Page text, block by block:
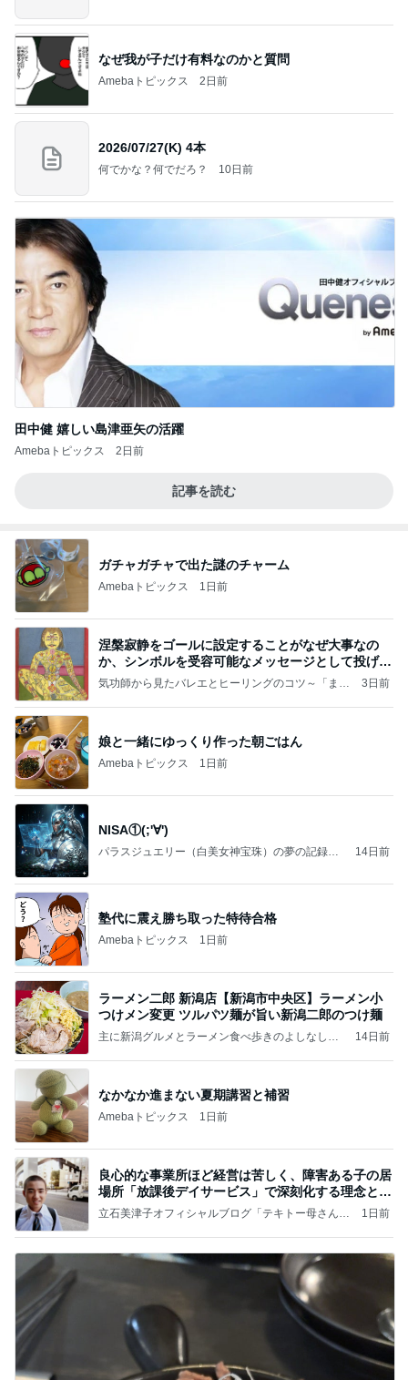
なぜ我が子だけ有料なのかと質問
Amebaトピックス 2日前
2026/07/27(K) 4本
何でかな？何でだろ？ 10日前
田中健 嬉しい島津亜矢の活躍
Amebaトピックス 2日前
記事を読む
ガチャガチャで出た謎のチャーム
Amebaトピックス 1日前
涅槃寂静をゴールに設定することがなぜ大事なの
か、シンボルを受容可能なメッセージとして投げる
ことが
気功師から見たバレエとヒーリングのコツ～「まと
3日前
娘と一緒にゆっくり作った朝ごはん
Amebaトピックス 1日前
NISA①(;'∀')
パラスジュエリー（白美女神宝珠）の夢の記録
14日前
塾代に震え勝ち取った特待合格
Amebaトピックス 1日前
ラーメン二郎 新潟店【新潟市中央区】ラーメン小
つけメン変更 ツルパツ麺が旨い新潟二郎のつけ麺
主に新潟グルメとラーメン食べ歩きのよしなしご
14日前
なかなか進まない夏期講習と補習
Amebaトピックス 1日前
良心的な事業所ほど経営は苦しく、障害ある子の居
場所「放課後デイサービス」で深刻化する理念と現
実の
立石美津子オフィシャルブログ「テキトー母さんの
1日前